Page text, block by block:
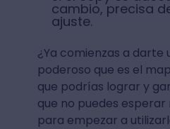
cambio, precisa
ajuste.
¿Ya comienzas a darte
poderoso que es el
que podrías lograr y
que no puedes esperar
para empezar a